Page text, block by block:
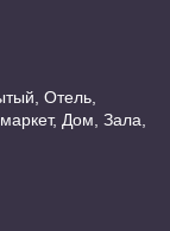
Отель,
Дом, Зала,